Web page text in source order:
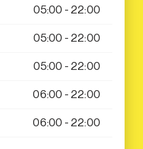
05:00 - 22:00
05:00 - 22:00
05:00 - 22:00
06:00 - 22:00
06:00 - 22:00